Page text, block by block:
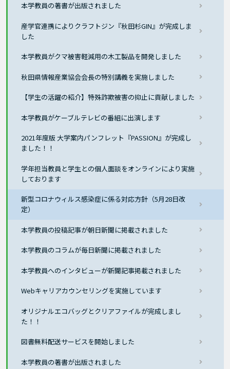
本学教員の著書が出版されました
産学官連携によりクラフトジン『秋田杉GIN』が完成しま
した
本学教員がクマ被害軽減用の木工製品を開発しました
秋田県情報産業協会会長の特別講義を実施しました
【学生の活躍の紹介】特殊詐欺被害の抑止に貢献しました
本学教員がケーブルテレビの番組に出演します
2021年度版 大学案内パンフレット『PASSION』が完成し
ました！！
学年担当教員と学生との個人面談をオンラインにより実施
しております
新型コロナウィルス感染症に係る対応方針（5月28日改
定）
本学教員の投稿記事が朝日新聞に掲載されました
本学教員のコラムが毎日新聞に掲載されました
本学教員へのインタビューが新聞記事掲載されました
Webキャリアカウンセリングを実施しています
オリジナルエコバッグとクリアファイルが完成しまし
た！！
図書無料配送サービスを開始しました
本学教員の著書が出版されました